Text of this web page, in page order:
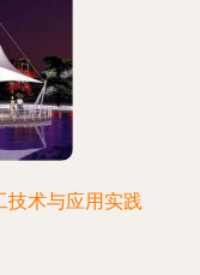
技术与应用实践